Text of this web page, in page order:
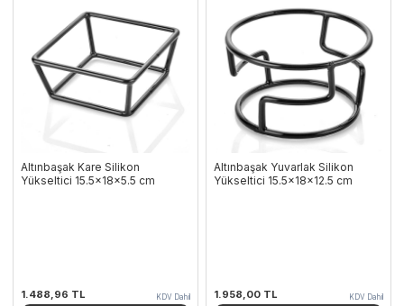
Altınbaşak Kare Silikon
Yükseltici 15.5x18x5.5 cm
1.488,96 TL KDV Dahil
Altınbaşak Yuvarlak Silikon
Yükseltici 15.5x18x12.5 cm
1.958,00 TL KDV Dahil